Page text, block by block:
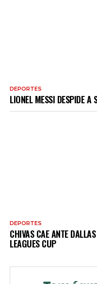
DEPORTES
LIONEL MESSI DESPIDE A
DEPORTES
CHIVAS CAE ANTE
LEAGUES CUP